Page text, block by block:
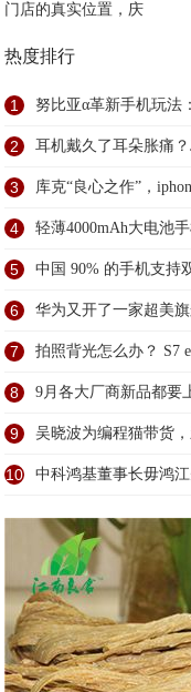
门店的真实位置，庆
热度排行
1 努比亚α革新手机玩法
2 耳机戴久了耳朵胀痛
3 库克“良心之作”，
4 轻薄4000mAh大电池
5 中国 90% 的手机支持
6 华为又开了一家超美
7 拍照背光怎么办？ S7
8 9月各大厂商新品都要
9 吴晓波为编程猫带货
10 中科鸿基董事长毋鸿